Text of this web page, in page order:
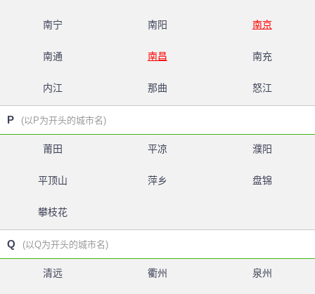
南宁 南阳 南京
南通 南昌 南充
内江 那曲 怒江
P (以P为开头的城市名)
莆田 平凉 濮阳
平顶山 萍乡 盘锦
攀枝花
Q (以Q为开头的城市名)
清远 衢州 泉州